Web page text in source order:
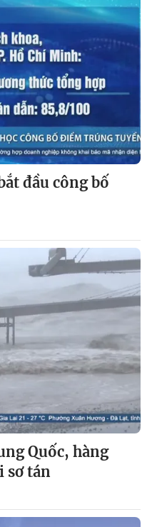
đầu công bố
Quốc, hàng
sơ tán